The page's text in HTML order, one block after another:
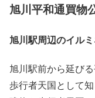
旭川平和通買物
旭川駅周辺のイル
旭川駅前から延び
歩行者天国として